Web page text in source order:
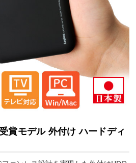
賞モデル 外付け ハードディ